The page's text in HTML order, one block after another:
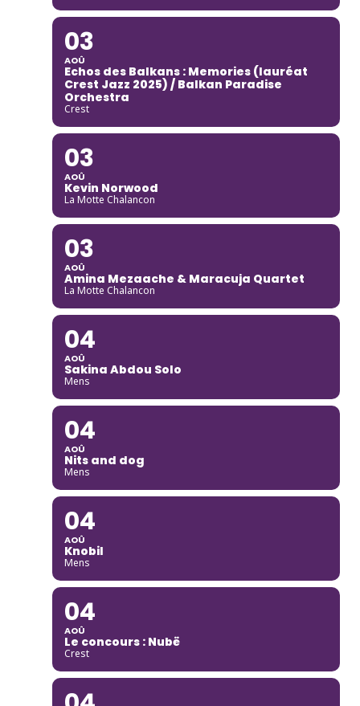
03
AOÛ
Echos des Balkans : Memories (lauréat
Crest Jazz 2025) / Balkan Paradise
Orchestra
Crest
03
AOÛ
Kevin Norwood
La Motte Chalancon
03
AOÛ
Amina Mezaache & Maracuja Quartet
La Motte Chalancon
04
AOÛ
Sakina Abdou Solo
Mens
04
AOÛ
Nits and dog
Mens
04
AOÛ
Knobil
Mens
04
AOÛ
Le concours : Nubë
Crest